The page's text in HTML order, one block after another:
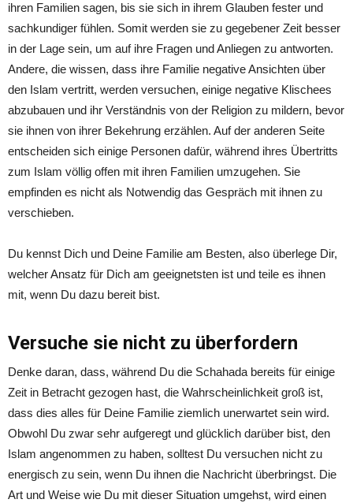
ihren Familien sagen, bis sie sich in ihrem Glauben fester und
sachkundiger fühlen. Somit werden sie zu gegebener Zeit besser
in der Lage sein, um auf ihre Fragen und Anliegen zu antworten.
Andere, die wissen, dass ihre Familie negative Ansichten über
den Islam vertritt, werden versuchen, einige negative Klischees
abzubauen und ihr Verständnis von der Religion zu mildern, bevor
sie ihnen von ihrer Bekehrung erzählen. Auf der anderen Seite
entscheiden sich einige Personen dafür, während ihres Übertritts
zum Islam völlig offen mit ihren Familien umzugehen. Sie
empfinden es nicht als Notwendig das Gespräch mit ihnen zu
verschieben.
Du kennst Dich und Deine Familie am Besten, also überlege Dir,
welcher Ansatz für Dich am geeignetsten ist und teile es ihnen
mit, wenn Du dazu bereit bist.
Versuche sie nicht zu überfordern
Denke daran, dass, während Du die Schahada bereits für einige
Zeit in Betracht gezogen hast, die Wahrscheinlichkeit groß ist,
dass dies alles für Deine Familie ziemlich unerwartet sein wird.
Obwohl Du zwar sehr aufgeregt und glücklich darüber bist, den
Islam angenommen zu haben, solltest Du versuchen nicht zu
energisch zu sein, wenn Du ihnen die Nachricht überbringst. Die
Art und Weise wie Du mit dieser Situation umgehst, wird einen